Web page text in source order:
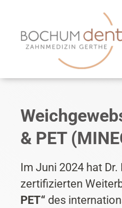
springen
& PET
Im Juni 2024 hat
zertifizierten
PET“ des